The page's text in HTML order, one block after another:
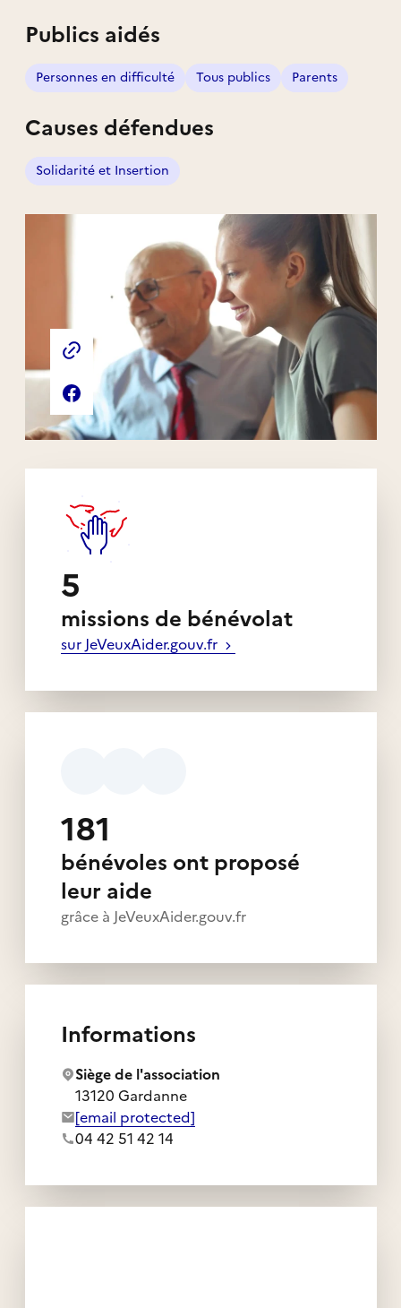
accompagnement au sein de notre
association. Le respect de chacun et la
solidarité sont nos principales valeurs.
Publics aidés
Personnes en difficulté Tous publics Parents
Causes défendues
Solidarité et Insertion
Liens externes de l'association
Site web de l'association
Page Facebook de l'association
5
missions de bénévolat
sur JeVeuxAider.gouv.fr
181
bénévoles ont proposé
leur aide
grâce à JeVeuxAider.gouv.fr
Informations
Siège de l'association
13120 Gardanne
Adresse e-mail de l'association :
[email protected]
Numéro de téléphone de l'association :
04 42 51 42 14